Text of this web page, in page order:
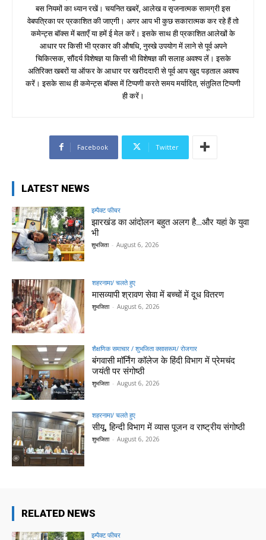
बस नियमों का ध्यान रखें। चयनित खबरें, आलेख व सृजनात्मक सामग्री इस
वेबपत्रिका पर प्रकाशित की जाएगी। अगर आप भी कुछ सकारात्मक कर रहे हैं तो
कमेन्ट्स बॉक्स में बताएँ या हमें ई मेल करें। इसके साथ ही प्रकाशित आलेखों के
आधार पर किसी भी प्रकार की औषधि, नुस्खे उपयोग में लाने से पूर्व अपने
चिकित्सक, सौंदर्य विशेषज्ञ या किसी भी विशेषज्ञ की सलाह अवश्य लें। इसके
अतिरिक्त खबरों या ऑफर के आधार पर खरीददारी से पूर्व आप खुद पड़ताल अवश्य
करें। इसके साथ ही कमेन्ट्स बॉक्स में टिप्पणी करते समय मर्यादित, संतुलित टिप्पणी
ही करें।
Facebook Twitter
LATEST NEWS
इम्पैक्ट फीचर
झारखंड का आंदोलन बहुत अलग है…और यहां के युवा
भी
शुभजिता - August 6, 2026
शहरनामा/ चलते हुए
मासव्यापी श्रावण सेवा में बच्चों में दूध वितरण
शुभजिता - August 6, 2026
शैक्षणिक समाचार / शुभजिता क्सासरूम/ रोजगार
बंगवासी मॉर्निंग कॉलेज के हिंदी विभाग में प्रेमचंद
जयंती पर संगोष्ठी
शुभजिता - August 6, 2026
शहरनामा/ चलते हुए
सीयू, हिन्दी विभाग में व्यास पूजन व राष्ट्रीय संगोष्ठी
शुभजिता - August 6, 2026
RELATED NEWS
इम्पैक्ट फीचर